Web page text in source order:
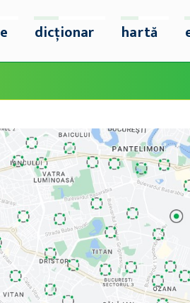
dicționar hartă